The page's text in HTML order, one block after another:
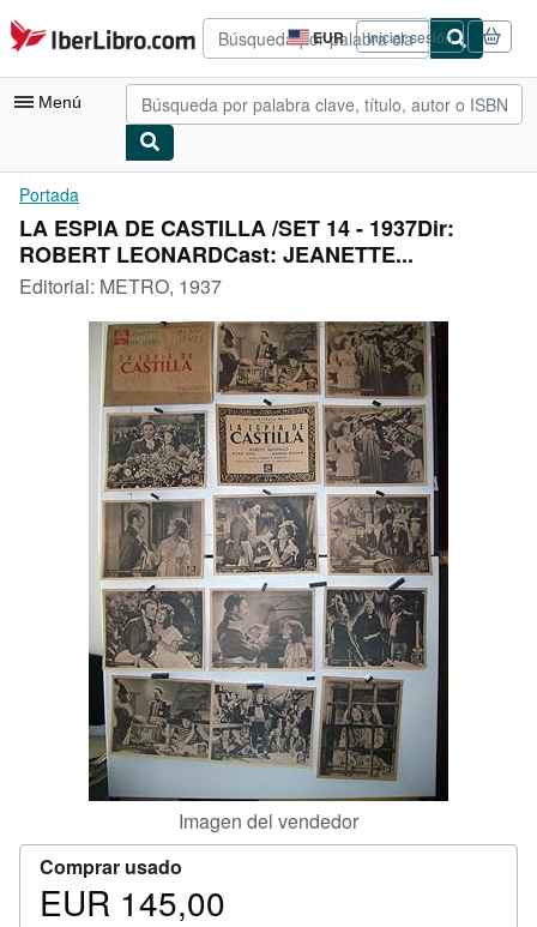
Pasar al contenido principal
IberLibro.com EUR
Preferencias
de
compra
del
Iniciar sesión
Menú
Mi cuenta
Consultar mis pedidos
Búsqueda avanzada
Colecciones
Libros antiguos
Arte y coleccionismo
Vendedores
Comenzar a vender
CERRAR
Portada
LA ESPIA DE CASTILLA /SET 14 - 1937Dir:
ROBERT LEONARDCast: JEANETTE...
Editorial: METRO, 1937
Imagen del vendedor
Comprar usado
Precio
EUR 145,00